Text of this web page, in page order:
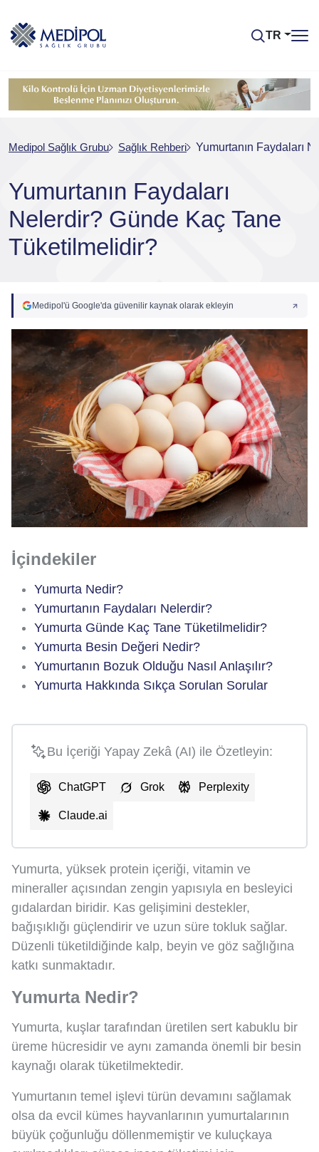
TR
Medipol Sağlık Grubu Sağlık Rehberi Yumurtanın Faydaları
Yumurtanın Faydaları
Nelerdir? Günde Kaç Tane
Tüketilmelidir?
Medipol'ü Google'da güvenilir kaynak olarak ekleyin
İçindekiler
Yumurta Nedir?
Yumurtanın Faydaları Nelerdir?
Yumurta Günde Kaç Tane Tüketilmelidir?
Yumurta Besin Değeri Nedir?
Yumurtanın Bozuk Olduğu Nasıl Anlaşılır?
Yumurta Hakkında Sıkça Sorulan Sorular
Bu İçeriği Yapay Zekâ (AI) ile Özetleyin:
ChatGPT Grok Perplexity
Claude.ai
Yumurta, yüksek protein içeriği, vitamin ve
mineraller açısından zengin yapısıyla en besleyici
gıdalardan biridir. Kas gelişimini destekler,
bağışıklığı güçlendirir ve uzun süre tokluk sağlar.
Düzenli tüketildiğinde kalp, beyin ve göz sağlığına
katkı sunmaktadır.
Yumurta Nedir?
Yumurta, kuşlar tarafından üretilen sert kabuklu bir
üreme hücresidir ve aynı zamanda önemli bir besin
kaynağı olarak tüketilmektedir.
Yumurtanın temel işlevi türün devamını sağlamak
olsa da evcil kümes hayvanlarının yumurtalarının
büyük çoğunluğu döllenmemiştir ve kuluçkaya